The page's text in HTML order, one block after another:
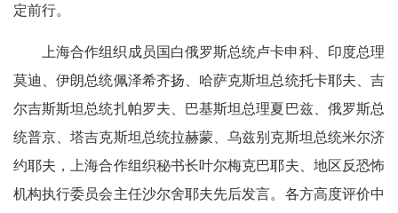
定前行。
上海合作组织成员国白俄罗斯总统卢卡申科、印度总理
莫迪、伊朗总统佩泽希齐扬、哈萨克斯坦总统托卡耶夫、吉
尔吉斯斯坦总统扎帕罗夫、巴基斯坦总理夏巴兹、俄罗斯总
统普京、塔吉克斯坦总统拉赫蒙、乌兹别克斯坦总统米尔济
约耶夫，上海合作组织秘书长叶尔梅克巴耶夫、地区反恐怖
机构执行委员会主任沙尔舍耶夫先后发言。各方高度评价中